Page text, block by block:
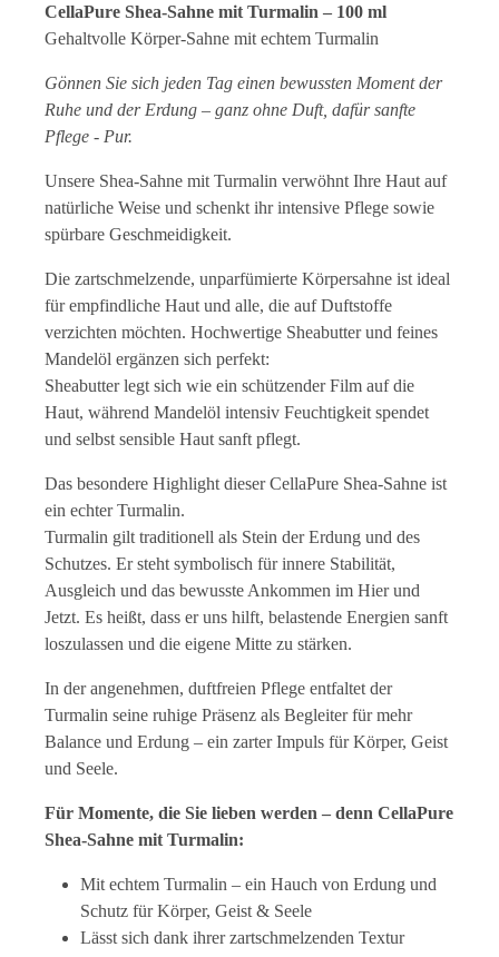
CellaPure Shea-Sahne mit Turmalin – 100 ml
Gehaltvolle Körper-Sahne mit echtem Turmalin
Gönnen Sie sich jeden Tag einen bewussten Moment der
Ruhe und der Erdung – ganz ohne Duft, dafür sanfte
Pflege - Pur.
Unsere Shea-Sahne mit Turmalin verwöhnt Ihre Haut auf
natürliche Weise und schenkt ihr intensive Pflege sowie
spürbare Geschmeidigkeit.
Die zartschmelzende, unparfümierte Körpersahne ist ideal
für empfindliche Haut und alle, die auf Duftstoffe
verzichten möchten. Hochwertige Sheabutter und feines
Mandelöl ergänzen sich perfekt:
Sheabutter legt sich wie ein schützender Film auf die
Haut, während Mandelöl intensiv Feuchtigkeit spendet
und selbst sensible Haut sanft pflegt.
Das besondere Highlight dieser CellaPure Shea-Sahne ist
ein echter Turmalin.
Turmalin gilt traditionell als Stein der Erdung und des
Schutzes. Er steht symbolisch für innere Stabilität,
Ausgleich und das bewusste Ankommen im Hier und
Jetzt. Es heißt, dass er uns hilft, belastende Energien sanft
loszulassen und die eigene Mitte zu stärken.
In der angenehmen, duftfreien Pflege entfaltet der
Turmalin seine ruhige Präsenz als Begleiter für mehr
Balance und Erdung – ein zarter Impuls für Körper, Geist
und Seele.
Für Momente, die Sie lieben werden – denn CellaPure
Shea-Sahne mit Turmalin:
Mit echtem Turmalin – ein Hauch von Erdung und
Schutz für Körper, Geist & Seele
Lässt sich dank ihrer zartschmelzenden Textur